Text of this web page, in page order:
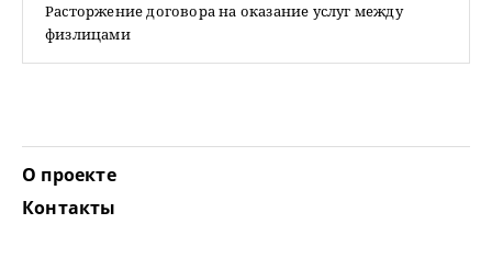
Расторжение договора на оказание услуг между
физлицами
О проекте
Контакты